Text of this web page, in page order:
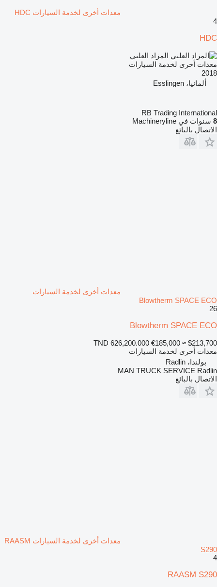
معدات أخرى لخدمة السيارات HDC
4
HDC
المزاد العلني
معدات أخرى لخدمة السيارات
2018
ألمانيا، Esslingen
RB Trading International
8 سنوات في Machineryline
الاتصال بالبائع
معدات أخرى لخدمة السيارات
Blowtherm SPACE ECO
26
Blowtherm SPACE ECO
TND 626,200.000 €185,000 ≈ $213,700
معدات أخرى لخدمة السيارات
بولندا، Radlin
MAN TRUCK SERVICE Radlin
الاتصال بالبائع
معدات أخرى لخدمة السيارات RAASM
S290
4
RAASM S290